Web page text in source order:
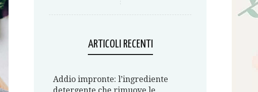
ARTICOLI RECENTI
Addio impronte: l’ingrediente